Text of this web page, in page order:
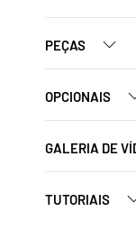
PEÇAS
OPCIONAIS
GALERIA DE
TUTORIAIS